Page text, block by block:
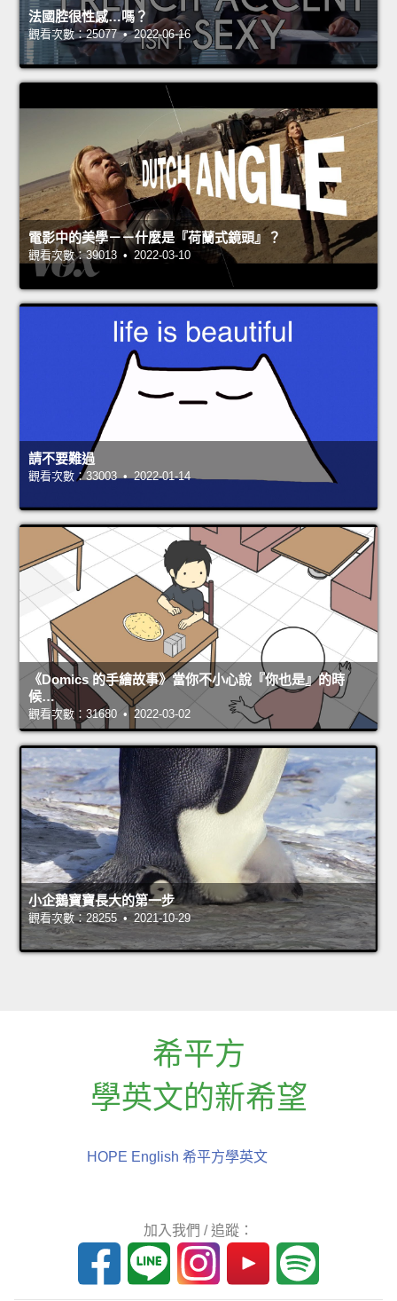
法國腔很性感…嗎？
觀看次數：25077 • 2022-06-16
電影中的美學－－什麼是『荷蘭式鏡頭』？
觀看次數：39013 • 2022-03-10
請不要難過
觀看次數：33003 • 2022-01-14
《Domics 的手繪故事》當你不小心說『你也是』的時
候…
觀看次數：31680 • 2022-03-02
小企鵝寶寶長大的第一步
觀看次數：28255 • 2021-10-29
希平方
學英文的新希望
HOPE English 希平方學英文
加入我們 / 追蹤：